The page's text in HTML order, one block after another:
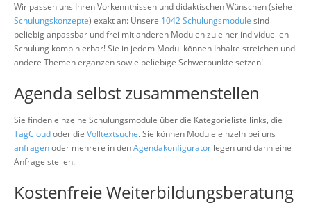
Wir passen uns Ihren Vorkenntnissen und didaktischen Wünschen (siehe
Schulungskonzepte) exakt an: Unsere 1042 Schulungsmodule sind
beliebig anpassbar und frei mit anderen Modulen zu einer individuellen
Schulung kombinierbar! Sie in jedem Modul können Inhalte streichen und
andere Themen ergänzen sowie beliebige Schwerpunkte setzen!
Agenda selbst zusammenstellen
Sie finden einzelne Schulungsmodule über die Kategorieliste links, die
TagCloudoder die Volltextsuche. Sie können Module einzeln bei uns
anfragenoder mehrere in denAgendakonfigurator legen und dann eine
Anfrage stellen.
Kostenfreie Weiterbildungsberatung